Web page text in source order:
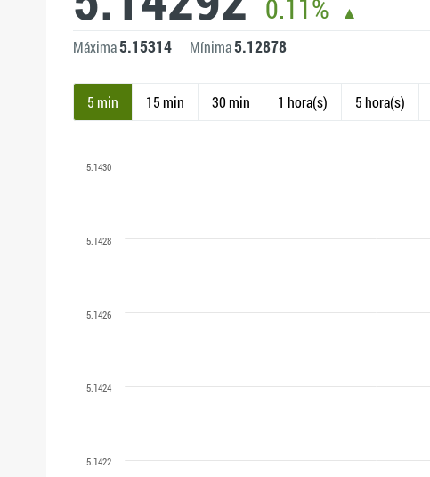
0.11%
Máxima5.15314 Mínima5.12878
5 min 15 min 30 min 1 hora(s) 5 hora(s)